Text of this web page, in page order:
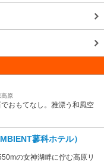
高原
おもてなし。雅漂う和風空
蓼科ホテル）
の女神湖畔に佇む高原リ